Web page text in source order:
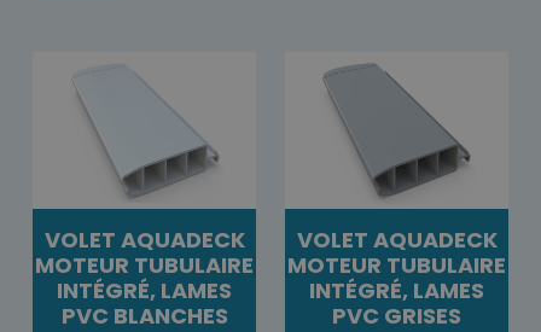
VOLET AQUADECK
MOTEUR TUBULAIRE
INTÉGRÉ, LAMES
PVC BLANCHES
VOLET AQUADECK
MOTEUR TUBULAIRE
INTÉGRÉ, LAMES
PVC GRISES